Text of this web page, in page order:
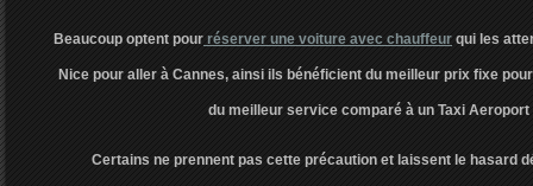
Beaucoup optent pour réserver une voiture avec chauffeur qui les
Nice pour aller à Cannes, ainsi ils bénéficient du meilleur prix fixe
du meilleur service comparé à un Taxi Aeroport
Certains ne prennent pas cette précaution et laissent le hasard